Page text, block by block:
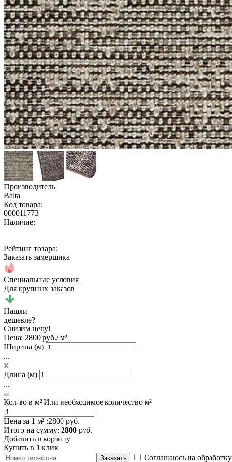
Производитель
Balta
Код товара:
000011773
Наличие:
Рейтинг товара:
Заказать замерщика
Специальные условия
Для крупных заказов
Нашли
дешевле?
Снизим цену!
Цена: 2800 руб./ м²
Ширина (м)
...
Длина (м)
...
Кол-во в м² Или необходимое количество м²
Цена за 1 м² :2800 руб.
Итого на сумму: 2800 руб.
Добавить в корзину
Купить в 1 клик
Заказать Соглашаюсь на обработку